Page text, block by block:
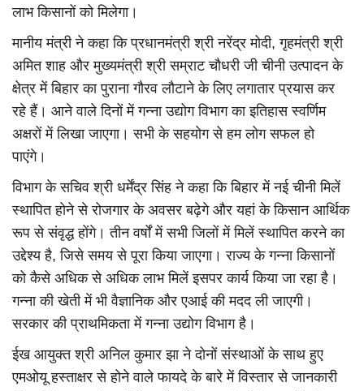
लाभ किसानों को मिलेगा।
मानीय मंत्री ने कहा कि प्रधानमंत्री श्री नरेंद्र मोदी, गृहमंत्री श्री
अमित शाह और मुख्यमंत्री श्री सम्राट चौधरी जी चीनी उत्पादन के
क्षेत्र में बिहार का पुराना गौरव लौटाने के लिए लगातार प्रयास कर
रहे हैं। आने वाले दिनों में गन्ना उद्योग विभाग का इतिहास स्वर्णिम
अक्षरों में लिखा जाएगा। सभी के सहयोग से हम लोग सफल हो
पाएंगे।
विभाग के सचिव श्री धर्मेंद्र सिंह ने कहा कि बिहार में नई चीनी मिलें
स्थापित होने से रोजगार के अवसर बढ़ेगे और यहां के किसान आर्थिक
रूप से संवृद्ध होंगे। तीन वर्षों में सभी जिलों में मिलें स्थापित करने का
उद्देश्य है, जिसे समय से पूरा किया जाएगा। राज्य के गन्ना किसानों
को कैसे अधिक से अधिक लाभ मिलें इसपर कार्य किया जा रहा है।
गन्ना की खेती में भी वैज्ञानिक और एआई की मदद ली जाएगी।
सरकार की प्राथमिकता में गन्ना उद्योग विभाग है।
ईख आयुक्त श्री अनिल कुमार झा ने दोनों संस्थाओं के साथ हुए
एमओयू हस्ताक्षर से होने वाले फायदे के बारे में विस्तार से जानकारी